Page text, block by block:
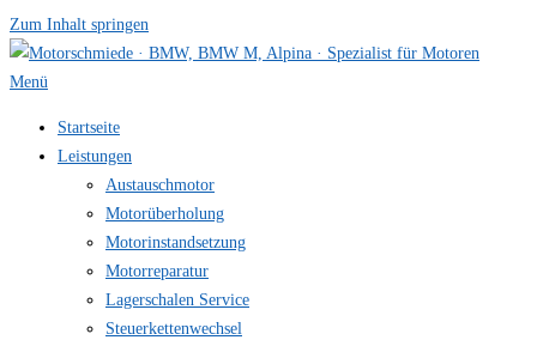
Zum Inhalt springen
Menü
Startseite
Leistungen
Austauschmotor
Motorüberholung
Motorinstandsetzung
Motorreparatur
Lagerschalen Service
Steuerkettenwechsel